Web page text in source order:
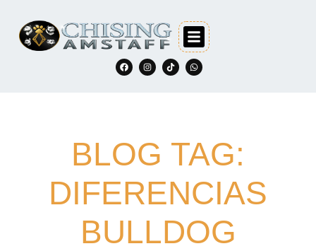
BLOG TAG:
DIFERENCIAS
BULLDOG